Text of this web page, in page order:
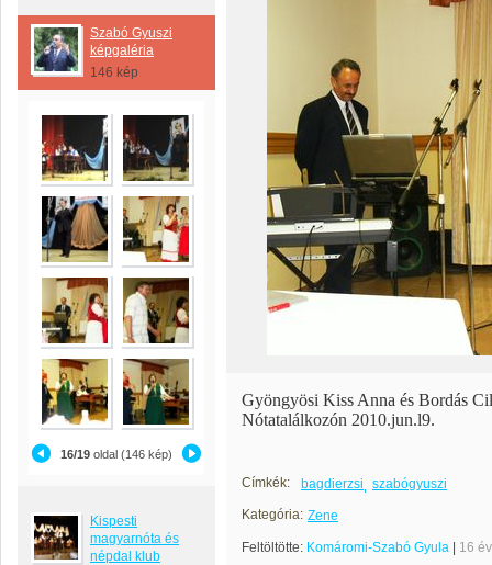
Szabó Gyuszi
képgaléria
146 kép
16/19 oldal (146 kép)
Kispesti
magyarnóta és
népdal klub
Gyöngyösi Kiss Anna és Bordás
Nótatalálkozón 2010.jun.l9.
Címkék: bagdierzsi
szabógyuszi
Kategória: Zene
Feltöltötte: Komáromi-Szabó Gyula 16